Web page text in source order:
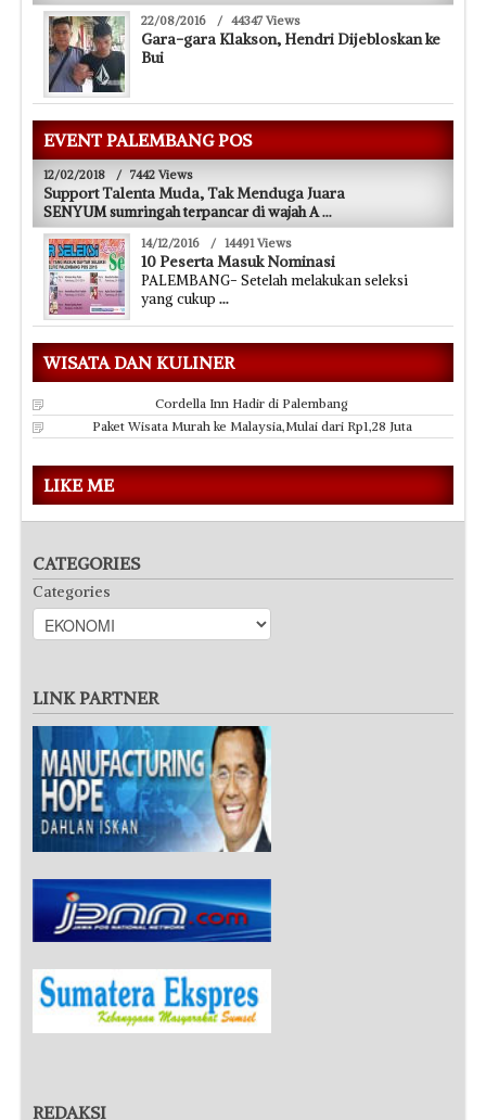
22/08/2016 / 44347 Views
Gara-gara Klakson, Hendri Dijebloskan ke
Bui
EVENT PALEMBANG POS
12/02/2018 / 7442 Views
Support Talenta Muda, Tak Menduga Juara
SENYUM sumringah terpancar di wajah A...
14/12/2016 / 14491 Views
10 Peserta Masuk Nominasi
PALEMBANG- Setelah melakukan seleksi
yang cukup ...
WISATA DAN KULINER
Cordella Inn Hadir di Palembang
Paket Wisata Murah ke Malaysia,Mulai dari Rp1,28 Juta
LIKE ME
CATEGORIES
Categories
LINK PARTNER
REDAKSI